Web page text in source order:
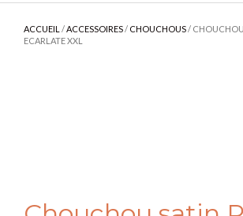
ACCUEIL /ACCESSOIRES/ CHOUCHOUS/
ECARLATE XXL